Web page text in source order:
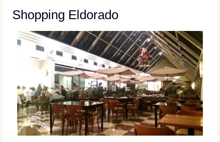
Shopping Eldorado